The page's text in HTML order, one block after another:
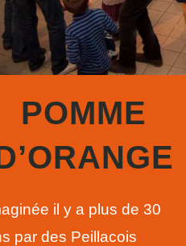
POMME
il y a plus de 30
par des Peillacois